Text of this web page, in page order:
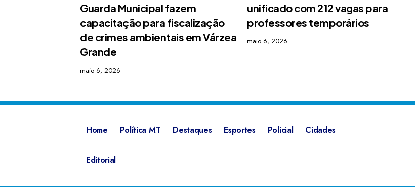
Guarda Municipal fazem
capacitação para fiscalização
de crimes ambientais em Várzea
Grande
maio 6, 2026
unificado com 212 vagas para
professores temporários
maio 6, 2026
Home Política MT Destaques Esportes Policial Cidades
Editorial